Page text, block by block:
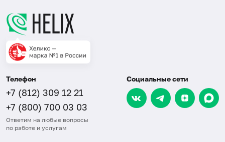
Телефон
+7 (812) 309 12 21
+7 (800) 700 03 03
Ответим на любые вопросы
по работе и услугам
Социальные сети